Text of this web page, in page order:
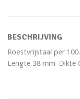
BESCHRIJVING
Roestvrijstaal per 100.
Lengte 38 mm. Dikte